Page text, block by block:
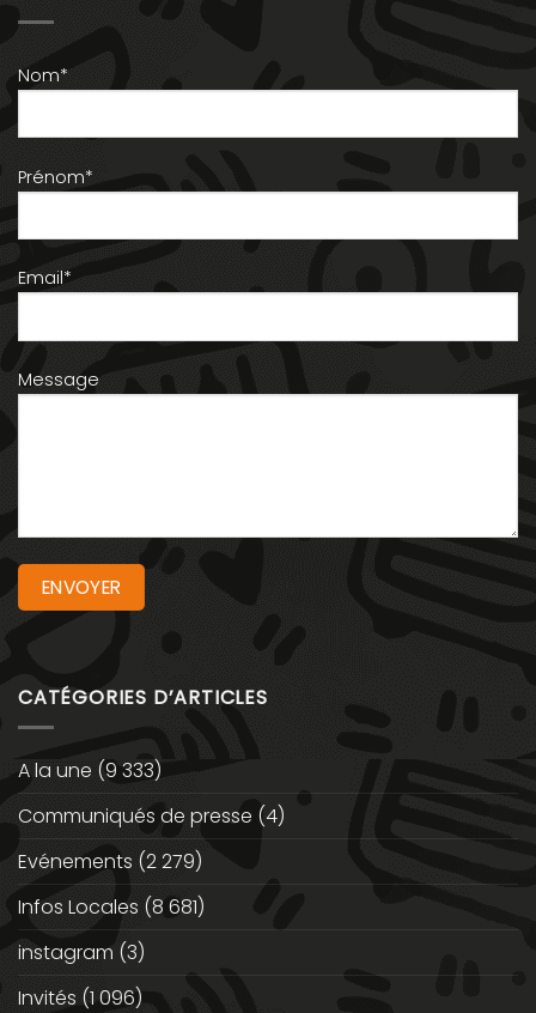
Nom*
Prénom*
Email*
Message
CATÉGORIES D’ARTICLES
A la une (9 333)
Communiqués de presse (4)
Evénements (2 279)
Infos Locales (8 681)
instagram (3)
Invités (1 096)